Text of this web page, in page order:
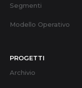
Segmenti
Modello Operativo
PROGETTI
Archivio